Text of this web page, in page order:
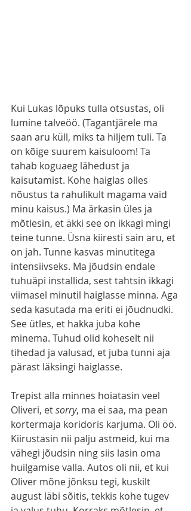
Kui Lukas lõpuks tulla otsustas, oli
lumine talveöö. (Tagantjärele ma
saan aru küll, miks ta hiljem tuli. Ta
on kõige suurem kaisuloom! Ta
tahab koguaeg lähedust ja
kaisutamist. Kohe haiglas olles
nõustus ta rahulikult magama vaid
minu kaisus.) Ma ärkasin üles ja
mõtlesin, et äkki see on ikkagi mingi
teine tunne. Üsna kiiresti sain aru, et
on jah. Tunne kasvas minutitega
intensiivseks. Ma jõudsin endale
tuhuäpi installida, sest tahtsin ikkagi
viimasel minutil haiglasse minna. Aga
seda kasutada ma eriti ei jõudnudki.
See ütles, et hakka juba kohe
minema. Tuhud olid koheselt nii
tihedad ja valusad, et juba tunni aja
pärast läksingi haiglasse.
Trepist alla minnes hoiatasin veel
Oliveri, et sorry, ma ei saa, ma pean
kortermaja koridoris karjuma. Oli öö.
Kiirustasin nii palju astmeid, kui ma
vähegi jõudsin ning siis lasin oma
huilgamise valla. Autos oli nii, et kui
Oliver mõne jõnksu tegi, kuskilt
august läbi sõitis, tekkis kohe tugev